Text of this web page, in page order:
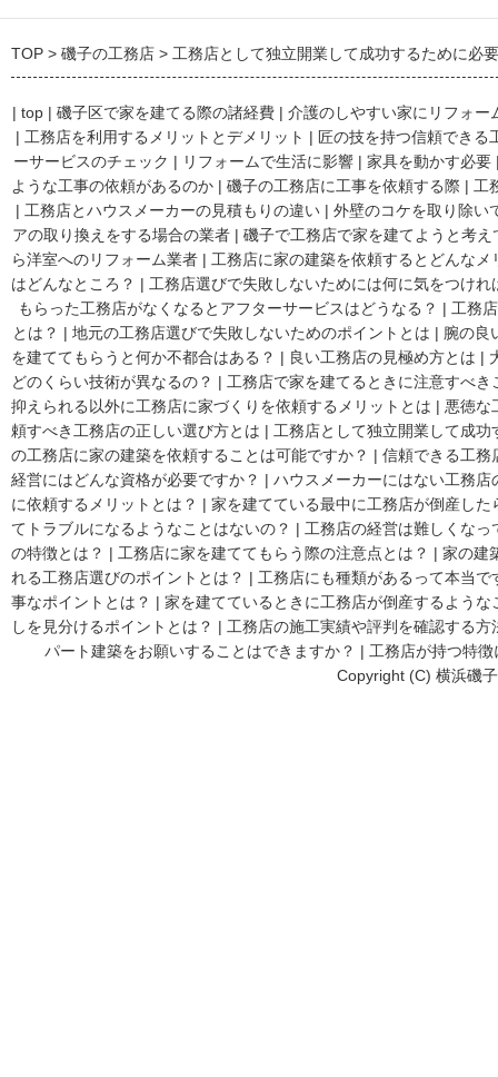
TOP 磯子の工務店 工務店として独立開業して成功するために必
| top | 磯子区で家を建てる際の諸経費 | 介護のしやすい家にリフォー
| 工務店を利用するメリットとデメリット | 匠の技を持つ信頼できる
ーサービスのチェック | リフォームで生活に影響 | 家具を動かす必要
ような工事の依頼があるのか | 磯子の工務店に工事を依頼する際 | 工
| 工務店とハウスメーカーの見積もりの違い | 外壁のコケを取り除い
アの取り換えをする場合の業者 | 磯子で工務店で家を建てようと考え
ら洋室へのリフォーム業者 | 工務店に家の建築を依頼するとどんなメ
はどんなところ？ | 工務店選びで失敗しないためには何に気をつけれ
もらった工務店がなくなるとアフターサービスはどうなる？ | 工務
とは？ | 地元の工務店選びで失敗しないためのポイントとは | 腕の良
を建ててもらうと何か不都合はある？ | 良い工務店の見極め方とは |
どのくらい技術が異なるの？ | 工務店で家を建てるときに注意すべき
抑えられる以外に工務店に家づくりを依頼するメリットとは | 悪徳な
頼すべき工務店の正しい選び方とは | 工務店として独立開業して成
の工務店に家の建築を依頼することは可能ですか？ | 信頼できる工務
経営にはどんな資格が必要ですか？ | ハウスメーカーにはない工務店
に依頼するメリットとは？ | 家を建てている最中に工務店が倒産した
てトラブルになるようなことはないの？ | 工務店の経営は難しくな
の特徴とは？ | 工務店に家を建ててもらう際の注意点とは？ | 家の建
れる工務店選びのポイントとは？ | 工務店にも種類があるって本当で
事なポイントとは？ | 家を建てているときに工務店が倒産するような
しを見分けるポイントとは？ | 工務店の施工実績や評判を確認する方
パート建築をお願いすることはできますか？ | 工務店が持つ特
Copyright (C) 横浜磯